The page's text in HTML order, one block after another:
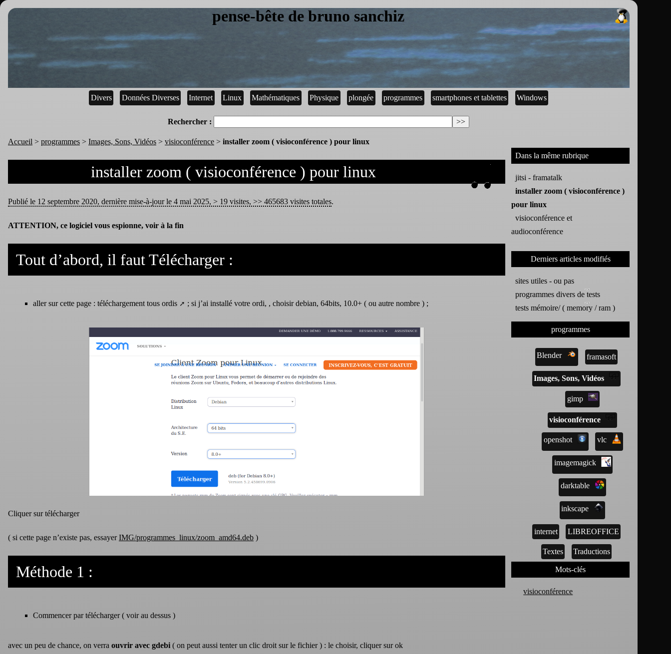
pense-bête de bruno sanchiz
Divers Données Diverses Internet Linux Mathématiques Physique plongée programmes smartphones et tablettes Windows
Rechercher :
Accueil > programmes > Images, Sons, Vidéos > visioconférence > installer zoom ( visioconférence ) pour linux
installer zoom ( visioconférence ) pour linux
Publié le 12 septembre 2020, dernière mise-à-jour le 4 mai 2025, > 19 visites, >> 465683 visites totales.
ATTENTION, ce logiciel vous espionne, voir à la fin
Tout d’abord, il faut Télécharger :
aller sur cette page : téléchargement tous ordis ; si j’ai installé votre ordi, , choisir debian, 64bits, 10.0+ ( ou autre nombre ) ;
Cliquer sur télécharger
( si cette page n’existe pas, essayerIMG/programmes_linux/zoom_amd64.deb )
Méthode 1 :
Commencer par télécharger ( voir au dessus )
avec un peu de chance, on verra ouvrir avec gdebi ( on peut aussi tenter un clic droit sur le fichier ) : le choisir, cliquer sur ok
Dans la même rubrique
jitsi - framatalk
installer zoom ( visioconférence )
pour linux
visioconférence et
audioconférence
Derniers articles modifiés
sites utiles - ou pas
programmes divers de tests
tests mémoire/ ( memory / ram )
programmes
Blender framasoft
Images, Sons, Vidéos
gimp
visioconférence
openshot vlc
imagemagick
darktable
inkscape
internet LIBREOFFICE
Textes Traductions
Mots-clés
visioconférence